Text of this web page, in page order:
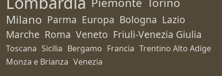
Milano Parma Europa Bologna Lazio
Marche Roma Veneto Friuli-Venezia Giulia
Toscana Sicilia Bergamo Francia Trentino Alto Adige
Monza e Brianza Venezia